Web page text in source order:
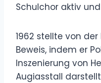
Schulchor aktiv
1962 stellte von
Beweis, indem er
Inszenierung von
Augiasstall